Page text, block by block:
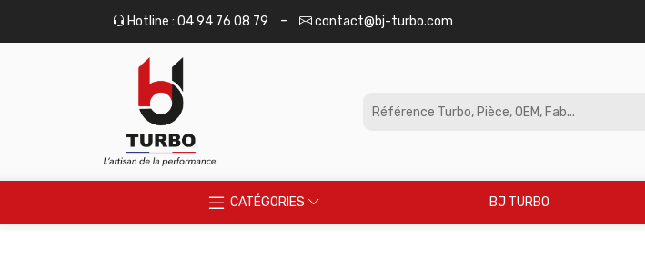
Hotline : 04 94 76 08 79 - contact@bj-turbo.com
CATÉGORIES BJ TURBO
Panneau de gestion des cookies